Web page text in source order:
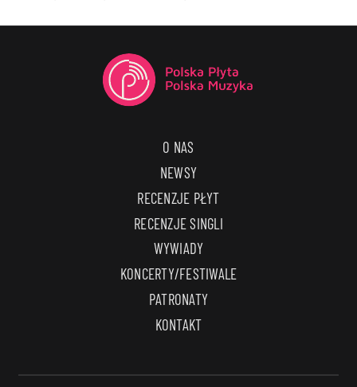
O NAS
NEWSY
RECENZJE PŁYT
RECENZJE SINGLI
WYWIADY
KONCERTY/FESTIWALE
PATRONATY
KONTAKT